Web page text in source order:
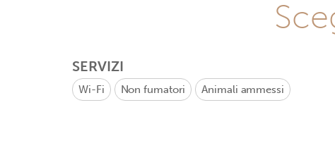
SERVIZI
Wi-Fi Non fumatori Animali ammessi